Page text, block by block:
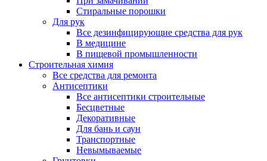
Стиральные порошки
Для рук
Все дезинфицирующие средства для рук
В медицине
В пищевой промышленности
Строительная химия
Все средства для ремонта
Антисептики
Все антисептики строительные
Бесцветные
Декоративные
Для бань и саун
Транспортные
Невымываемые